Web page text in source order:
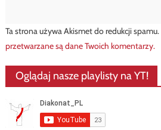
Ta strona używa Akismet do redukcji spamu.
przetwarzane są dane Twoich komentarzy.
Oglądaj nasze playlisty na YT!